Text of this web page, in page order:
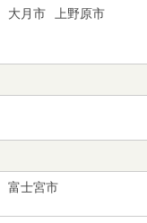
大月市
上野原市
富士宮市